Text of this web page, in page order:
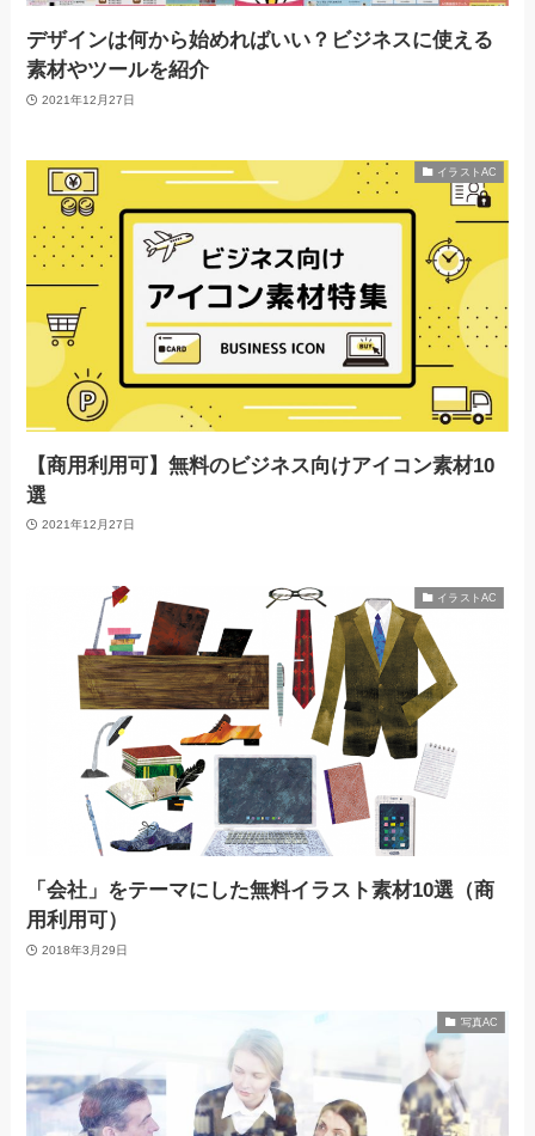
デザインは何から始めればいい？ビジネスに使える
素材やツールを紹介
2021年12月27日
イラストAC
【商用利用可】無料のビジネス向けアイコン素材10
選
2021年12月27日
イラストAC
「会社」をテーマにした無料イラスト素材10選（商
用利用可）
2018年3月29日
写真AC